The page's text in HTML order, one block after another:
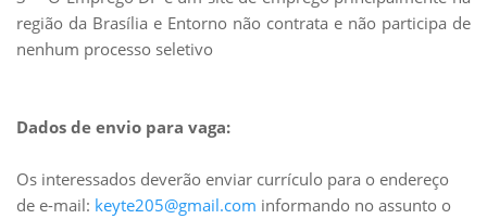
região da Brasília e Entorno não contrata e não participa de
nenhum processo seletivo
Dados de envio para vaga:
Os interessados deverão enviar currículo para o endereço
de e-mail: keyte205@gmail.com informando no assunto o